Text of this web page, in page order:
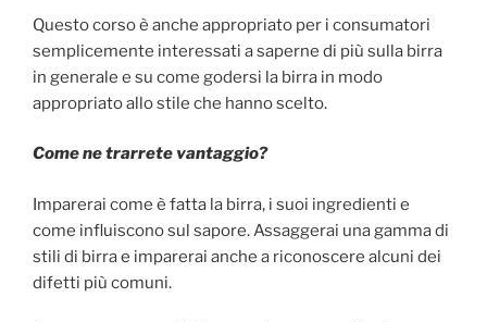
Questo corso è anche appropriato per i consumatori
semplicemente interessati a saperne di più sulla birra
in generale e su come godersi la birra in modo
appropriato allo stile che hanno scelto.
Come ne trarrete vantaggio?
Imparerai come è fatta la birra, i suoi ingredienti e
come influiscono sul sapore. Assaggerai una gamma di
stili di birra e imparerai anche a riconoscere alcuni dei
difetti più comuni.